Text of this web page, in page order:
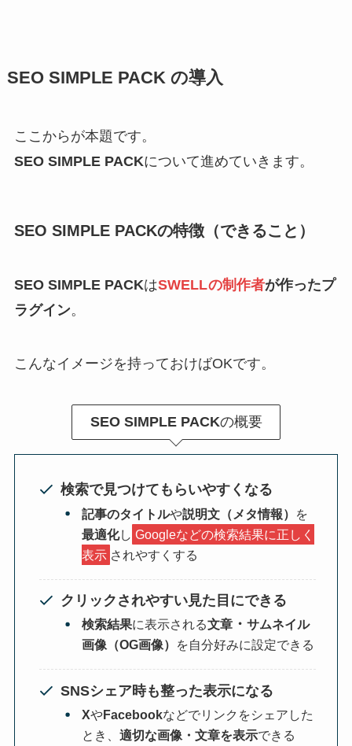
SEO SIMPLE PACK の導入
ここからが本題です。
SEO SIMPLE PACKについて進めていきます。
SEO SIMPLE PACKの特徴（できること）
SEO SIMPLE PACKはSWELLの制作者が作ったプ
ラグイン。
こんなイメージを持っておけばOKです。
SEO SIMPLE PACKの概要
検索で見つけてもらいやすくなる
記事のタイトルや説明文（メタ情報）
を
最適化し Googleなどの検索結果に正しく
表示 されやすくする
クリックされやすい見た目にできる
検索結果に表示される文章 ・ サムネイル
画像（OG画像）
を自分好みに設定できる
SNSシェア時も整った表示になる
XやFacebookなどでリンクをシェアした
とき、 適切な画像・文章を表示できる